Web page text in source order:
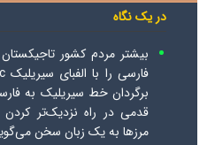
در یک نگاه
بیشتر مردم کشور
برگردان خط سیریلیک به
قدمی در راه نزدیک‌تر کردن
مرزها به یک زبان سخن